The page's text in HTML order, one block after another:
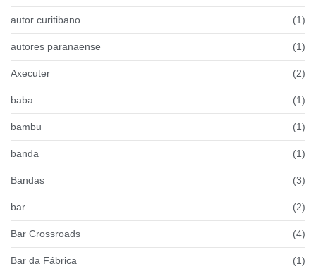
autor curitibano (1)
autores paranaense (1)
Axecuter (2)
baba (1)
bambu (1)
banda (1)
Bandas (3)
bar (2)
Bar Crossroads (4)
Bar da Fábrica (1)